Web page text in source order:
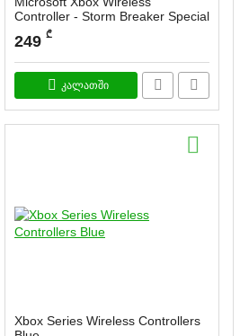
Controller - Storm Breaker Special
Edition
სასაქონლო კოდი:
249 ₾
კალათში
Xbox Series Wireless Controllers